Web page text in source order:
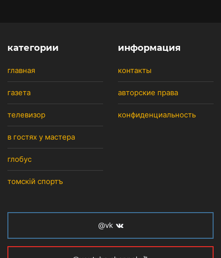
категории
главная
газета
телевизор
в гостях у мастера
глобус
томскiй спортъ
информация
контакты
авторские права
конфиденциальность
@vk